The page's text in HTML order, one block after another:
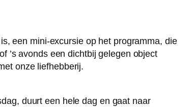
een mini-excursie op het programma, die
’s avonds een dichtbij gelegen object
onze liefhebberij.
duurt een hele dag en gaat naar